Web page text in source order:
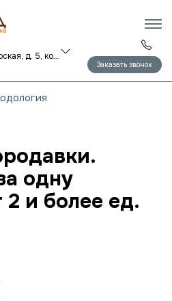
Санкт-Петербург ул. Манчестерская, д. 5, корп. 1
Заказать звонок
одну
и более ед.